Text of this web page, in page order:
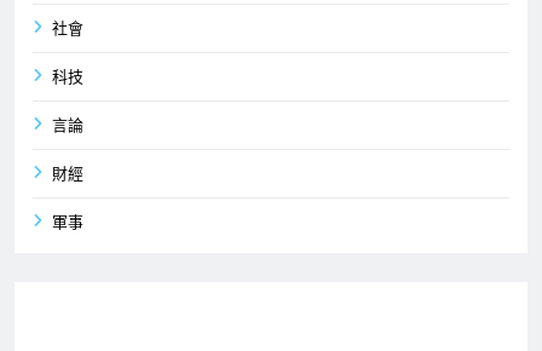
社會
科技
言論
財經
軍事